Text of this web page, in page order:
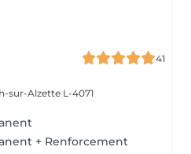
41
sur-Alzette L-4071
+ Renforcement